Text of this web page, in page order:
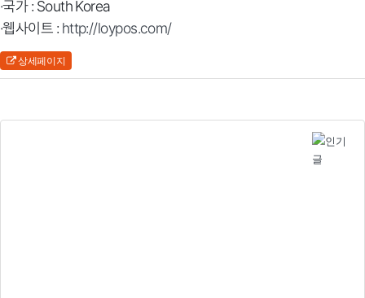
·국가 : South Korea
·웹사이트 : http://loypos.com/
상세페이지